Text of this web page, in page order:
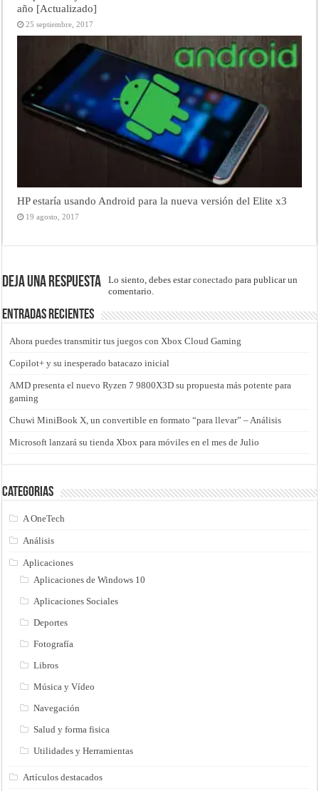
año [Actualizado]
25 septiembre, 2017
HP estaría usando Android para la nueva versión del Elite x3
19 agosto, 2017
Deja una respuesta Lo siento, debes estarconectado para publicar un
comentario.
Entradas recientes
Ahora puedes transmitir tus juegos con Xbox Cloud Gaming
Copilot+ y su inesperado batacazo inicial
AMD presenta el nuevo Ryzen 7 9800X3D su propuesta más potente para
gaming
Chuwi MiniBook X, un convertible en formato “para llevar” – Análisis
Microsoft lanzará su tienda Xbox para móviles en el mes de Julio
Categorias
A OneTech
Análisis
Aplicaciones
Aplicaciones de Windows 10
Aplicaciones Sociales
Deportes
Fotografía
Libros
Música y Vídeo
Navegación
Salud y forma fisica
Utilidades y Herramientas
Artículos destacados